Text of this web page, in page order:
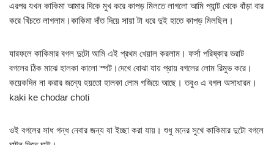
এরপর যখন কাকিমা আমার দিকে মুখ করে কাপড় মিলতে লাগলো আমি প্যান্ট থেকে বাঁড়া বার
করে খিঁচতে লাগলাম।কাকিমা দাঁত দিয়ে সায়া টা ধরে দুই হাতে কাপড় মিলছিল।
যারফলে কাকিমার বগল দুটো আমি এই প্রথম খেয়াল করলাম। ফর্সা পরিষ্কার ভরাট
বগলের ঠিক মাঝে হালকা কালো স্পট।দেখে বোঝা যায় প্রায় বগলের লোম রিমুভ করে।
কয়েকদিন না করার জন্যে হয়তো হালকা লোম গজিয়ে আছে। তবুও এ বগল অসাধারন।
kaki ke chodar choti
ওই বগলের সাধ গন্ধ নেবার জন্য যা ইচ্ছা করা যায়। শুধু মনের সুখে কাকিমার দুটো বগলে